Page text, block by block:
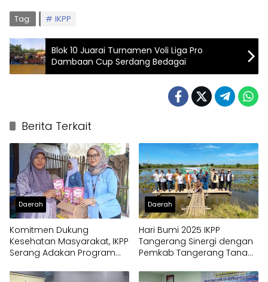
Tag: IKPP
Blok 10 Juarai Turnamen Voli Liga Pro
Dambaan Cup Serdang Bedagai
Berita Terkait
Daerah
Komitmen Dukung
Kesehatan Masyarakat, IKPP
Serang Adakan Program
Kecamatan Kragilan
Daerah
Hari Bumi 2025 IKPP
Tangerang Sinergi dengan
Pemkab Tangerang Tanam